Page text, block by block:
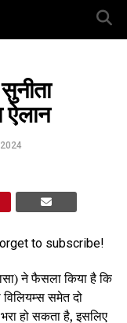
ऐलान
to subscribe!
ने फैसला किया है कि
समेत दो
भरा हो सकता है, इसलिए